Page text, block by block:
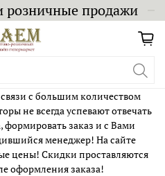
розничные продажи
с большим количеством
не всегда успевают отвечать
заказ и с Вами
менеджер! На сайте
цены! Скидки проставляются
оформления заказа!